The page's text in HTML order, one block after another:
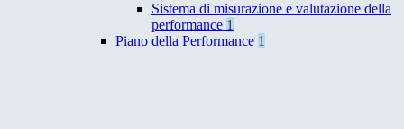
Sistema di misurazione e valutazione della
performance 1
Piano della Performance 1